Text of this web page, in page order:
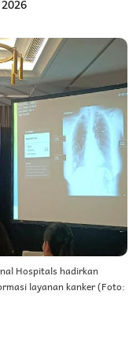
Hospitals hadirkan
layanan kanker (Foto: